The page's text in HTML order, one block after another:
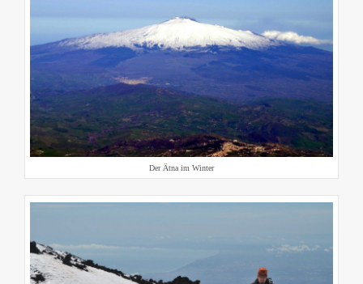
Der Ätna im Winter